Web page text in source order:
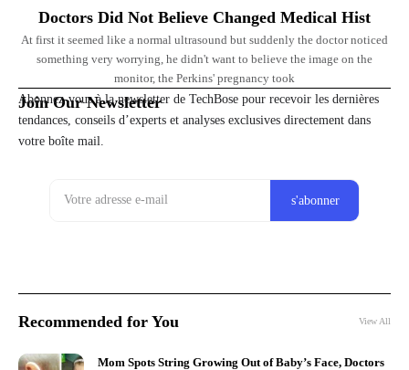
Doctors Did Not Believe Changed Medical Hist
At first it seemed like a normal ultrasound but suddenly the doctor noticed
something very worrying, he didn't want to believe the image on the
monitor, the Perkins' pregnancy took
Join Our Newsletter
Abonnez-vous à la newsletter de TechBose pour recevoir les dernières
tendances, conseils d’experts et analyses exclusives directement dans
votre boîte mail.
Recommended for You View All
Mom Spots String Growing Out of Baby’s Face, Doctors